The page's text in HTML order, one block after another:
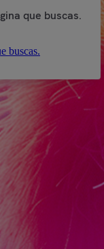
que buscas.
buscas.